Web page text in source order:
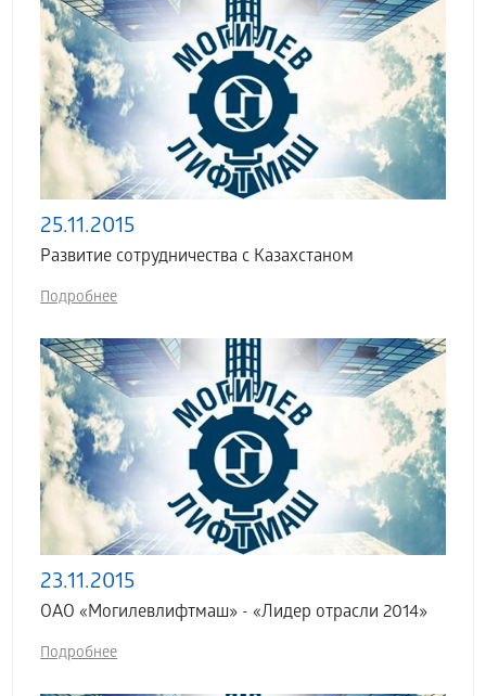
25.11.2015
Развитие сотрудничества с Казахстаном
Подробнее
23.11.2015
ОАО «Могилевлифтмаш» - «Лидер отрасли 2014»
Подробнее